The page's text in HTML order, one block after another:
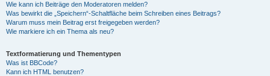
Wie kann ich Beiträge den Moderatoren melden?
Was bewirkt die „Speichern“-Schaltfläche beim Schreiben eines Beitrags?
Warum muss mein Beitrag erst freigegeben werden?
Wie markiere ich ein Thema als neu?
Textformatierung und Thementypen
Was ist BBCode?
Kann ich HTML benutzen?